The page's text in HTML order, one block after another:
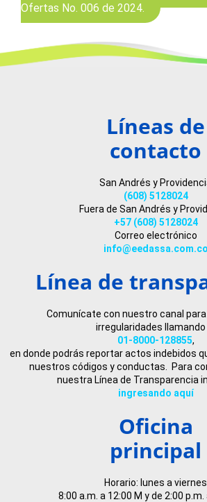
Ofertas No. 006 de 2024.
Líneas de
contacto
San Andrés y
(608) 5128024
Fuera de San Andrés y
+57 (608) 5128024
Correo electrónico
info@eedassa.com.co
Línea de
Comunícate con nuestro canal
irregularidades llamando
01-8000-128855,
en donde podrás reportar actos indebidos
nuestros códigos y conductas. Para
nuestra Línea de Transparencia
ingresando aquí
Oficina
principal
Horario: lunes a viernes
8:00 a.m. a 12:00 M y de 2:00 p.m.